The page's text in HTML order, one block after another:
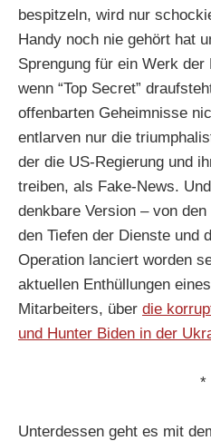
bespitzeln, wird nur
Handy noch nie gehört hat
Sprengung für ein Werk
wenn “Top Secret”
offenbarten Geheimnisse
entlarven nur die
der die US-Regierung und
treiben, als Fake-News.
denkbare Version – von
den Tiefen der Dienste und
Operation lanciert worden
aktuellen Enthüllungen
Mitarbeiters, über die
und Hunter Biden in der
*
Unterdessen geht es mit